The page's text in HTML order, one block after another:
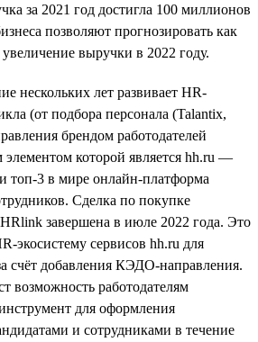
за 2021 год достигла 100 миллионов
позволяют прогнозировать как
выручки в 2022 году.
нескольких лет развивает HR-
(от подбора персонала (Talantix,
брендом работодателей
которой является hh.ru —
топ-3 в мире онлайн-платформа
Сделка по покупке
завершена в июле 2022 года. Это
экосистему сервисов hh.ru для
счёт добавления КЭДО-направления.
возможность работодателям
для оформления
и сотрудниками в течение